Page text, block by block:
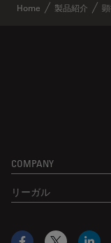
Home 製品紹介
COMPANY
リーガル